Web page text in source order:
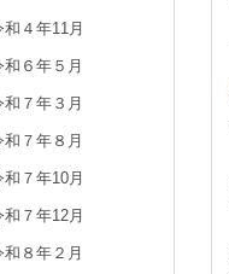
４年11月
６年５月
７年３月
７年８月
７年10月
７年12月
８年２月